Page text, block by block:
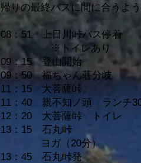
帰りの最終バスに間に合うよう
08：51 上日川峠バス停着
※トイレあり
09：15 登山開始
09：50 福ちゃん荘分岐
11：15 大菩薩峠
11：40 親不知ノ頭 ランチ
12：20 大菩薩峠 トイレ
13：15 石丸峠
ヨガ（20分）
13：45 石丸峠発